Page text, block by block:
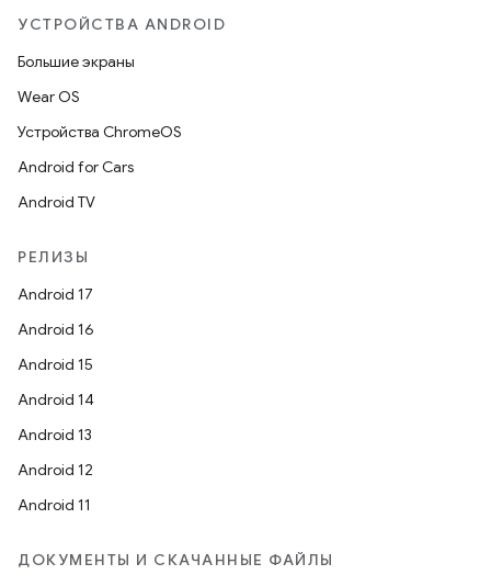
УСТРОЙСТВА ANDROID
Большие экраны
Wear OS
Устройства ChromeOS
Android for Cars
Android TV
РЕЛИЗЫ
Android 17
Android 16
Android 15
Android 14
Android 13
Android 12
Android 11
ДОКУМЕНТЫ И СКАЧАННЫЕ ФАЙЛЫ